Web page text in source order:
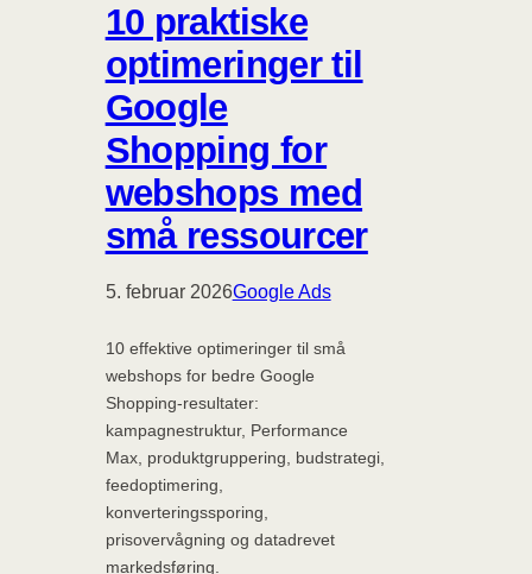
10 praktiske
optimeringer til
Google
Shopping for
webshops med
små ressourcer
5. februar 2026Google Ads
10 effektive optimeringer til små
webshops for bedre Google
Shopping-resultater:
kampagnestruktur, Performance
Max, produktgruppering, budstrategi,
feedoptimering,
konverteringssporing,
prisovervågning og datadrevet
markedsføring.